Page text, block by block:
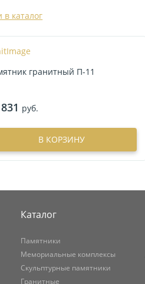
в каталог
гранитный П-11
руб.
В КОРЗИНУ
Каталог
Памятники
Мемориальные комплексы
Скульптурные памятники
Гранитные